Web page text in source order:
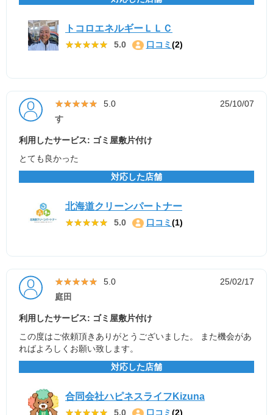
トコロエネルギーＬＬＣ
★★★★★
★★★★★ 5.0 口コミ (2)
★★★★★
★★★★★ 5.0
25/10/07
す
利用したサービス: ゴミ屋敷片付け
とても良かった
対応した店舗
北海道クリーンパートナー
★★★★★
★★★★★ 5.0 口コミ (1)
★★★★★
★★★★★ 5.0
25/02/17
庭田
利用したサービス: ゴミ屋敷片付け
この度はご依頼頂きありがとうございました。 また機会があ
ればよろしくお願い致します。
対応した店舗
合同会社ハピネスライフKizuna
★★★★★
★★★★★ 5.0 口コミ (2)